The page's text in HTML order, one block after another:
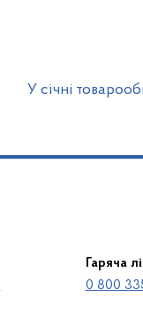
У січні
Гаряча
0 800